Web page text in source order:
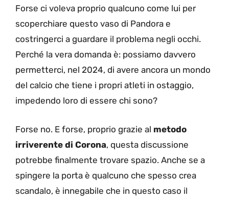
Forse ci voleva proprio qualcuno come lui per
scoperchiare questo vaso di Pandora e
costringerci a guardare il problema negli occhi.
Perché la vera domanda è: possiamo davvero
permetterci, nel 2024, di avere ancora un mondo
del calcio che tiene i propri atleti in ostaggio,
impedendo loro di essere chi sono?
Forse no. E forse, proprio grazie al metodo
irriverente di Corona, questa discussione
potrebbe finalmente trovare spazio. Anche se a
spingere la porta è qualcuno che spesso crea
scandalo, è innegabile che in questo caso il